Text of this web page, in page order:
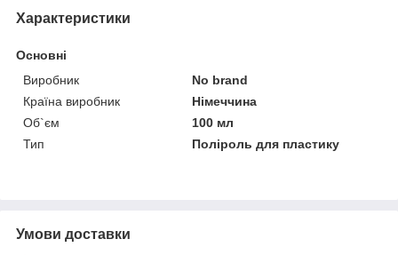
Характеристики
Основні
Виробник
No brand
Країна виробник
Німеччина
Об`єм
100 мл
Тип
Поліроль для пластику
Умови доставки